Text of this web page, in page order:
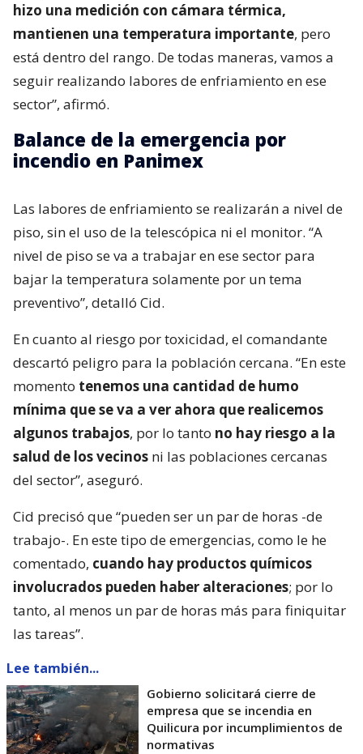
hizo una medición con cámara térmica,
mantienen una temperatura importante, pero
está dentro del rango. De todas maneras, vamos a
seguir realizando labores de enfriamiento en ese
sector”, afirmó.
Balance de la emergencia por
incendio en Panimex
Las labores de enfriamiento se realizarán a nivel de
piso, sin el uso de la telescópica ni el monitor. “A
nivel de piso se va a trabajar en ese sector para
bajar la temperatura solamente por un tema
preventivo”, detalló Cid.
En cuanto al riesgo por toxicidad, el comandante
descartó peligro para la población cercana. “En este
momento tenemos una cantidad de humo
mínima que se va a ver ahora que realicemos
algunos trabajos, por lo tanto no hay riesgo a la
salud de los vecinos ni las poblaciones cercanas
del sector”, aseguró.
Cid precisó que “pueden ser un par de horas -de
trabajo-. En este tipo de emergencias, como le he
comentado, cuando hay productos químicos
involucrados pueden haber alteraciones; por lo
tanto, al menos un par de horas más para finiquitar
las tareas”.
Lee también...
Gobierno solicitará cierre de
empresa que se incendia en
Quilicura por incumplimientos de
normativas